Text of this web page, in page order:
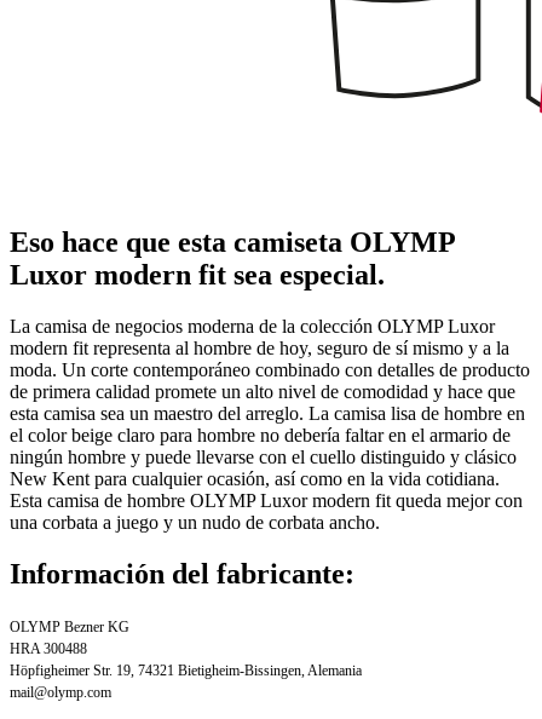
Eso hace que esta camiseta OLYMP
Luxor modern fit sea especial.
La camisa de negocios moderna de la colección OLYMP Luxor
modern fit representa al hombre de hoy, seguro de sí mismo y a la
moda. Un corte contemporáneo combinado con detalles de producto
de primera calidad promete un alto nivel de comodidad y hace que
esta camisa sea un maestro del arreglo. La camisa lisa de hombre en
el color beige claro para hombre no debería faltar en el armario de
ningún hombre y puede llevarse con el cuello distinguido y clásico
New Kent para cualquier ocasión, así como en la vida cotidiana.
Esta camisa de hombre OLYMP Luxor modern fit queda mejor con
una corbata a juego y un nudo de corbata ancho.
Información del fabricante:
OLYMP Bezner KG
HRA 300488
Höpfigheimer Str. 19, 74321 Bietigheim-Bissingen, Alemania
mail@olymp.com